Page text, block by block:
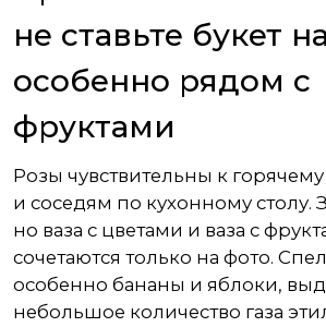
не ставьте букет
особенно рядом с
фруктами
Розы чувствительны к горячему
и соседям по кухонному столу.
но ваза с цветами и ваза с
сочетаются только на фото.
особенно бананы и яблоки,
небольшое количество газа